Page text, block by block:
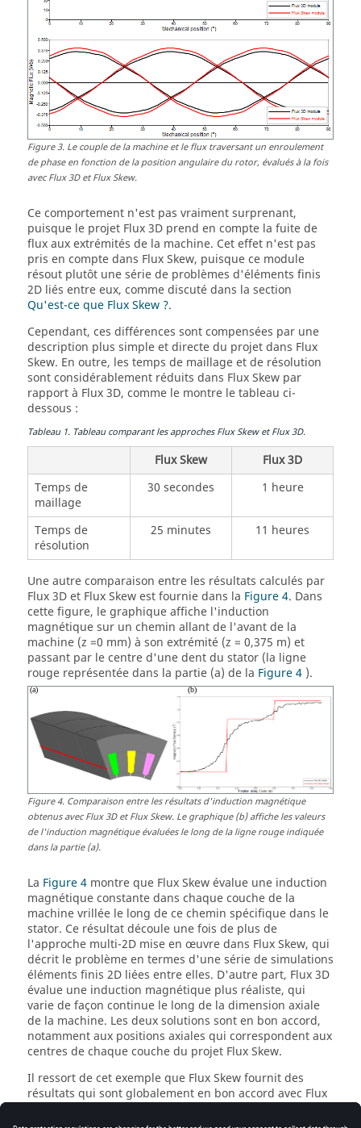
Figure3. Le couple de la machine et le flux traversant un enroulement
de phase en fonction de la position angulaire du rotor, évalués à la fois
avec Flux 3D et Flux Skew.
Ce comportement n'est pas vraiment surprenant,
puisque le projet Flux 3D prend en compte la fuite de
flux aux extrémités de la machine. Cet effet n'est pas
pris en compte dans Flux Skew, puisque ce module
résout plutôt une série de problèmes d'éléments finis
2D liés entre eux, comme discuté dans la section
Qu'est-ce que Flux Skew ?.
Cependant, ces différences sont compensées par une
description plus simple et directe du projet dans Flux
Skew. En outre, les temps de maillage et de résolution
sont considérablement réduits dans Flux Skew par
rapport à Flux 3D, comme le montre le tableau ci-
dessous :
Tableau1. Tableau comparant les approches Flux Skew et Flux 3D.
Flux Skew
Flux 3D
Temps de
maillage
30 secondes 1 heure
Temps de
résolution
25 minutes 11 heures
Une autre comparaison entre les résultats calculés par
Flux 3D et Flux Skew est fournie dans la Figure 4. Dans
cette figure, le graphique affiche l'induction
magnétique sur un chemin allant de l'avant de la
machine (z =0 mm) à son extrémité (z = 0,375 m) et
passant par le centre d'une dent du stator (la ligne
rouge représentée dans la partie (a) de la Figure 4 ).
Figure4. Comparaison entre les résultats d'induction magnétique
obtenus avec Flux 3D et Flux Skew. Le graphique (b) affiche les valeurs
de l'induction magnétique évaluées le long de la ligne rouge indiquée
dans la partie (a).
La Figure 4 montre que Flux Skew évalue une induction
magnétique constante dans chaque couche de la
machine vrillée le long de ce chemin spécifique dans le
stator. Ce résultat découle une fois de plus de
l'approche multi-2D mise en œuvre dans Flux Skew, qui
décrit le problème en termes d'une série de simulations
éléments finis 2D liées entre elles. D'autre part, Flux 3D
évalue une induction magnétique plus réaliste, qui
varie de façon continue le long de la dimension axiale
de la machine. Les deux solutions sont en bon accord,
notamment aux positions axiales qui correspondent aux
centres de chaque couche du projet Flux Skew.
Il ressort de cet exemple que Flux Skew fournit des
résultats qui sont globalement en bon accord avec Flux